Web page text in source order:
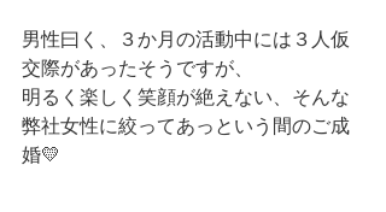
男性曰く、３か月の活動中には３人仮
交際があったそうですが、
明るく楽しく笑顔が絶えない、そんな
弊社女性に絞ってあっという間のご成
婚💛